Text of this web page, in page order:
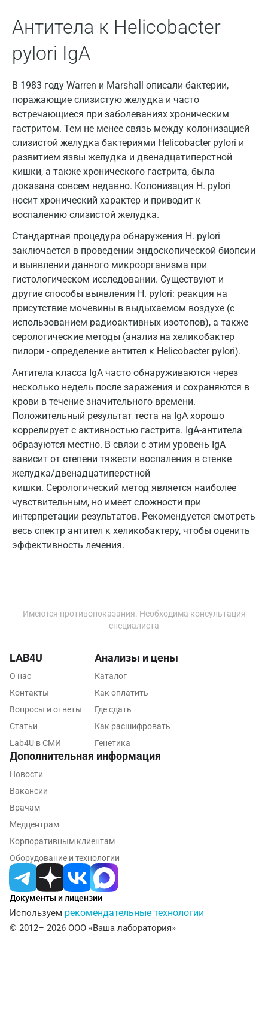
Антитела к Helicobacter
pylori IgA
В 1983 году Warren и Marshall описали бактерии,
поражающие слизистую желудка и часто
встречающиеся при заболеваниях хроническим
гастритом. Тем не менее связь между колонизацией
слизистой желудка бактериями Helicobacter pylori и
развитием язвы желудка и двенадцатиперстной
кишки, а также хронического гастрита, была
доказана совсем недавно. Колонизация H. pylori
носит хронический характер и приводит к
воспалению слизистой желудка.
Стандартная процедура обнаружения H. pylori
заключается в проведении эндоскопической биопсии
и выявлении данного микроорганизма при
гистологическом исследовании. Существуют и
другие способы выявления H. pylori: реакция на
присутствие мочевины в выдыхаемом воздухе (с
использованием радиоактивных изотопов), а также
серологические методы (анализ на хеликобактер
пилори - определение антител к Helicobacter pylori).
Антитела класса IgA часто обнаруживаются через
несколько недель после заражения и сохраняются в
крови в течение значительного времени.
Положительный результат теста на IgA хорошо
коррелирует с активностью гастрита. IgA-антитела
образуются местно. В связи с этим уровень IgA
зависит от степени тяжести воспаления в стенке
желудка/двенадцатиперстной
кишки. Серологический метод является наиболее
чувствительным, но имеет сложности при
интерпретации результатов. Рекомендуется смотреть
весь спектр антител к хеликобактеру, чтобы оценить
эффективность лечения.
Дзержинский
Дмитров
Долгопрудный
Домодедово
Екатеринбург
Жуковский
Звенигород
Зеленоград
Иваново
Ивантеевка
Ижевск
Истра
Йошкар-Ола
Калининград
Кемерово
Ковров
Коломна
Кострома
Котельники
Красногорск
Краснодар
Лабинск
Лобня
Майкоп
Мурманск
Мытищи
Наро-Фоминск
Нижнекамск
Новокузнецк
Новороссийск
Имеются противопоказания. Необходима консультация
специалиста
Документы и лицензии
Используем рекомендательные технологии
© 2012– 2026 ООО «Ваша лаборатория»
LAB4U
О нас
Контакты
Вопросы и ответы
Статьи
Lab4U в СМИ
Анализы и цены
Каталог
Как оплатить
Где сдать
Как расшифровать
Генетика
Дополнительная информация
Новости
Вакансии
Врачам
Медцентрам
Корпоративным клиентам
Оборудование и технологии